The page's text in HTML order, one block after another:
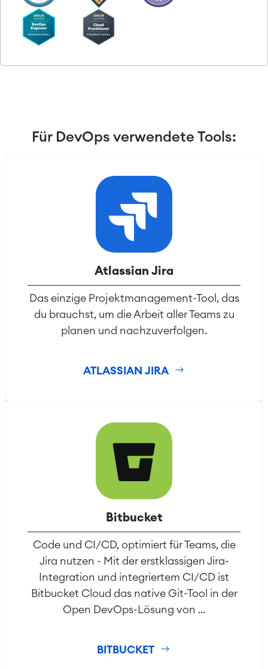
Virtual Office
Artificial Intelligence
RESSOURCEN
Für DevOps verwendete Tools:
Atlassian Jira
Das einzige Projektmanagement-Tool, das
du brauchst, um die Arbeit aller Teams zu
planen und nachzuverfolgen.
ATLASSIAN JIRA
Bitbucket
Code und CI/CD, optimiert für Teams, die
Jira nutzen - Mit der erstklassigen Jira-
Integration und integriertem CI/CD ist
Bitbucket Cloud das native Git-Tool in der
Open DevOps-Lösung von ...
BITBUCKET